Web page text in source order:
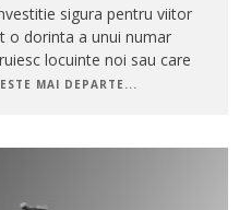
sigura pentru viitor
o dorinta a unui numar
locuinte noi sau care
MAI DEPARTE...